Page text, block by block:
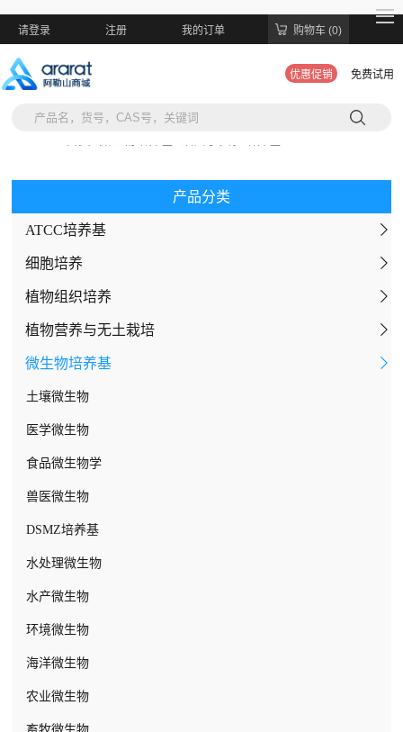
请登录 注册 我的订单 购物车 (0)
优惠促销 免费试用
产品分类
ATCC培养基
细胞培养
间充质干细胞无血清培养基
细胞转染试剂
细胞培养添加剂
通用血清
特制胎牛血清
其他动物血清
细胞消化与解离试剂
细胞污染预防试剂
细胞冻存试剂
细胞增殖活力检测试剂
平衡盐缓冲液
常规基础培养基（液体）
定制基础培养基（液体）
植物组织培养
MS培养基
改良MS培养基（免调pH）
改良MS培养基基盐
缺素MS培养基基盐
减量MS培养基
衍生MS培养基
其它MS衍生基盐
AAM培养基
KM8P培养基(KM-8P)
Nitsch 培养基(NN69培养基)
SH培养基
White培养基
植物营养与无土栽培
霍格兰营养液
Yoshida水稻营养液
木村B水稻营养液
茶树营养液
拟南芥营养液
小麦营养液
番茄营养液
日本山崎营养液
油菜营养液
园试营养液
Clipson营养液
微生物培养基
土壤微生物
医学微生物
食品微生物学
兽医微生物
DSMZ培养基
水处理微生物
水产微生物
环境微生物
海洋微生物
农业微生物